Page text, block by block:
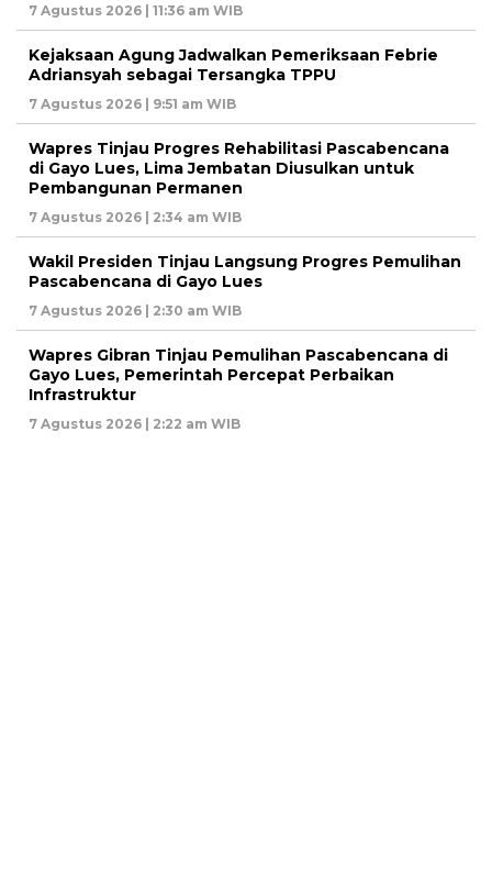
7 Agustus 2026 | 11:36 am WIB
Kejaksaan Agung Jadwalkan Pemeriksaan Febrie
Adriansyah sebagai Tersangka TPPU
7 Agustus 2026 | 9:51 am WIB
Wapres Tinjau Progres Rehabilitasi Pascabencana
di Gayo Lues, Lima Jembatan Diusulkan untuk
Pembangunan Permanen
7 Agustus 2026 | 2:34 am WIB
Wakil Presiden Tinjau Langsung Progres Pemulihan
Pascabencana di Gayo Lues
7 Agustus 2026 | 2:30 am WIB
Wapres Gibran Tinjau Pemulihan Pascabencana di
Gayo Lues, Pemerintah Percepat Perbaikan
Infrastruktur
7 Agustus 2026 | 2:22 am WIB